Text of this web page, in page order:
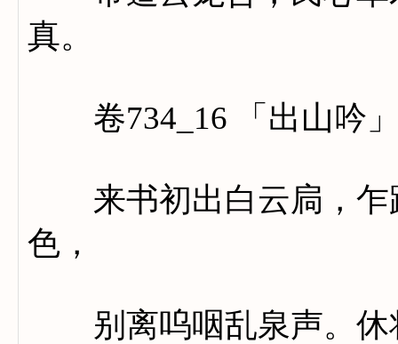
真。
卷734_16 「出山吟
来书初出白云扃，乍
色，
别离呜咽乱泉声。休